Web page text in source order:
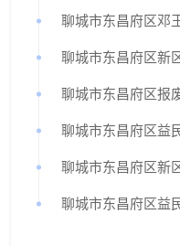
聊城市东昌府区邓
聊城市东昌府区新
聊城市东昌府区报
聊城市东昌府区益
聊城市东昌府区新
聊城市东昌府区益